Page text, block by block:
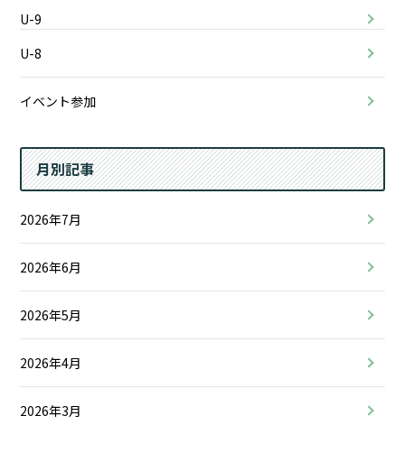
U-9
U-8
イベント参加
月別記事
2026年7月
2026年6月
2026年5月
2026年4月
2026年3月